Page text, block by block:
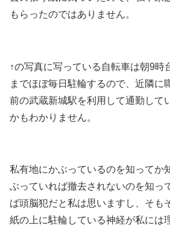
もらったのではありません。
↑の写真に写っている自転車は朝9時
までほぼ毎日駐輪するので、近隣に
前の武蔵新城駅を利用して通勤して
かもわかりません。
私有地にかぶっているのを知ってか
ぶっていれば撤去されないのを知っ
ば頭脳犯だと私は思いますし、そも
紙の上に駐輪している神経が私には